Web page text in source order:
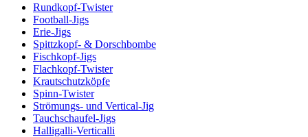
Rundkopf-Twister
Football-Jigs
Erie-Jigs
Spittzkopf- & Dorschbombe
Fischkopf-Jigs
Flachkopf-Twister
Krautschutzköpfe
Spinn-Twister
Strömungs- und Vertical-Jig
Tauchschaufel-Jigs
Halligalli-Verticalli